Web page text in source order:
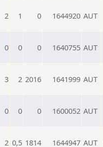
2 1 0 1644920 AUT
0 0 0 1640755 AUT
3 2 2016 1641999 AUT
0 0 0 1600052 AUT
2 0,5 1814 1644947 AUT